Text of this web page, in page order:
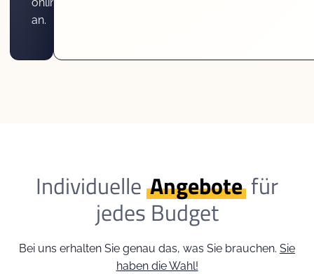
an.
Individuelle Angebote für
jedes Budget
Bei uns erhalten Sie genau das, was Sie brauchen. Sie
haben die Wahl!